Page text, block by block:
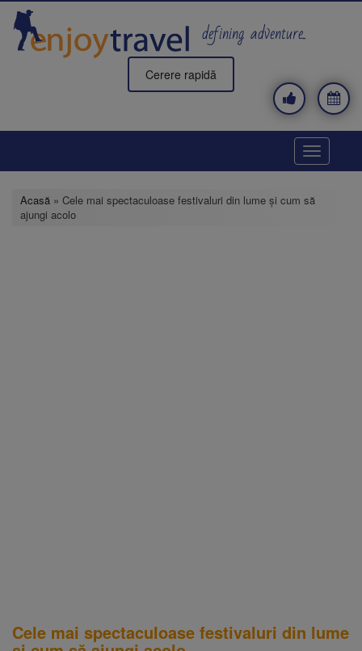
Mergi
conţinutul
principal
defining adventure..
Cerere rapidă
Toggle
Acasă » Cele mai spectaculoase festivaluri din lume și cum să
ajungi acolo
Cele mai spectaculoase festivaluri din lume